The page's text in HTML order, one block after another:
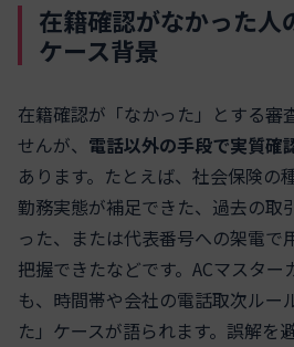
在籍確認がなかった人
ケース背景
在籍確認が「なかった」とする審
せんが、 電話以外の手段で実質確
あります。たとえば、社会保険の
勤務実態が補足できた、過去の取
った、または代表番号への架電で
把握できたなどです。ACマスター
も、時間帯や会社の電話取次ルー
た」ケースが語られます。誤解を